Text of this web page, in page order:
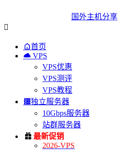
国外主机分享

首页
 VPS
VPS优惠
VPS测评
VPS教程
独立服务器
10Gbps服务器
站群服务器
 最新促销
2026-VPS